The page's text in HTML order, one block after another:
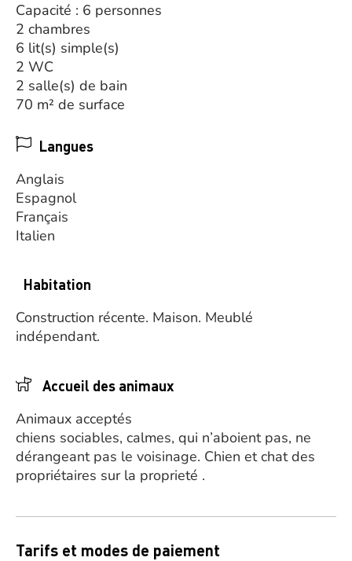
Capacité : 6 personnes
2 chambres
6 lit(s) simple(s)
2 WC
2 salle(s) de bain
70 m² de surface
Langues
Anglais
Espagnol
Français
Italien
Habitation
Construction récente. Maison. Meublé
indépendant.
Accueil des animaux
Animaux acceptés
chiens sociables, calmes, qui n’aboient pas, ne
dérangeant pas le voisinage. Chien et chat des
propriétaires sur la proprieté .
Tarifs et modes de paiement